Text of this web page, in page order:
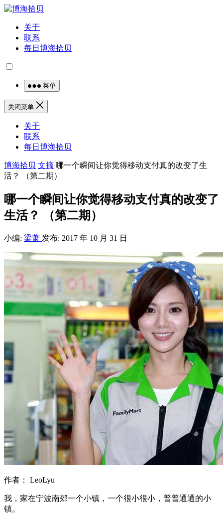
关于
联系
每日博海拾贝
菜单
关闭菜单
关于
联系
每日博海拾贝
博海拾贝 文摘 哪一个瞬间让你觉得移动支付真的改变了生
活？ （第二期）
哪一个瞬间让你觉得移动支付真的改变了
生活？ （第二期）
小编: 梁萧 发布: 2017 年 10 月 31 日
作者： LeoLyu
我，家在宁波南郊一个小镇，一个很小很小，普普通通的小
镇。